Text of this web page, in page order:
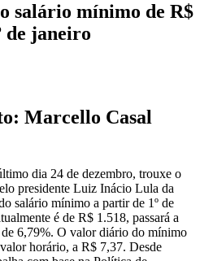
salário mínimo de R$
de janeiro
Marcello Casal
dia 24 de dezembro, trouxe o
presidente Luiz Inácio Lula da
salário mínimo a partir de 1º de
é de R$ 1.518, passará a
6,79%. O valor diário do mínimo
horário, a R$ 7,37. Desde